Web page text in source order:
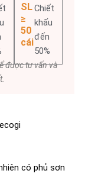
SL
≥
50
cái
Chiết
khấu
đến
50%
được tư vấn và
có phủ sơn